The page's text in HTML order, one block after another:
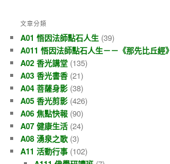
文章分類
A01 悟因法師點石人生 (39)
A011 悟因法師點石人生－－《那先比丘經》
A02 香光講堂 (135)
A03 香光書香 (21)
A04 菩薩身影 (38)
A05 香光剪影 (426)
A06 焦點快報 (90)
A07 健康生活 (24)
A08 湧泉之歌 (3)
A11 活動行事 (102)